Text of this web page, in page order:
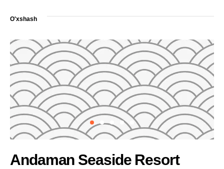
O'xshash
Andaman Seaside Resort